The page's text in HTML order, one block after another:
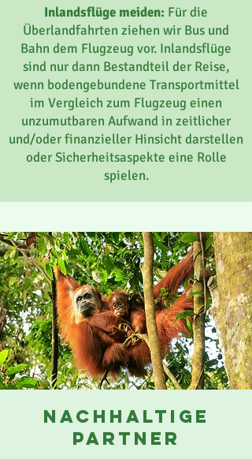
Inlandsflüge meiden: Für die
Überlandfahrten ziehen wir Bus und
Bahn dem Flugzeug vor. Inlandsflüge
sind nur dann Bestandteil der Reise,
wenn bodengebundene Transportmittel
im Vergleich zum Flugzeug einen
unzumutbaren Aufwand in zeitlicher
und/oder finanzieller Hinsicht darstellen
oder Sicherheitsaspekte eine Rolle
spielen.
nachhaltige
partner